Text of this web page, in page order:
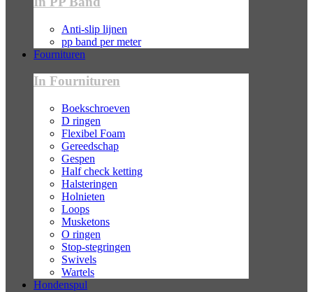
Anti-slip lijnen
pp band per meter
Fournituren
In Fournituren
Boekschroeven
D ringen
Flexibel Foam
Gereedschap
Gespen
Half check ketting
Halsteringen
Holnieten
Loops
Musketons
O ringen
Stop-stegringen
Swivels
Wartels
Hondenspul